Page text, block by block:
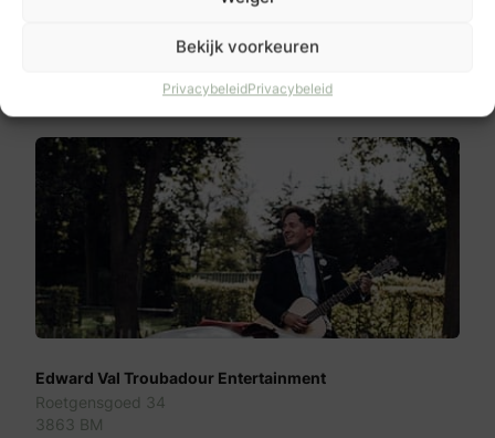
Bekijk voorkeuren
PrivacybeleidPrivacybeleid
Edward Val Troubadour Entertainment
Roetgensgoed 34
3863 BM